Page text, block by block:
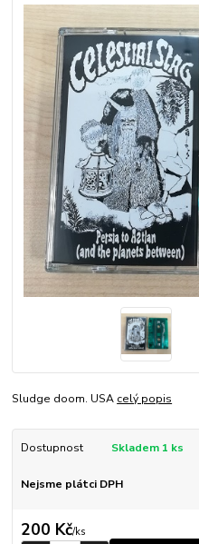
Sludge doom. USA celý popis
Dostupnost Skladem 1 ks
Nejsme plátci DPH
200 Kč/ks